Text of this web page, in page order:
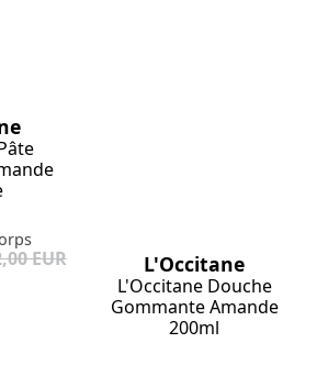
EUR L'Occitane
L'Occitane Douche
Gommante Amande
200ml